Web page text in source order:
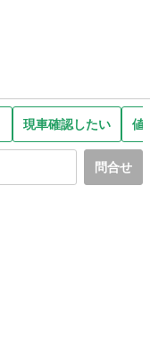
現車確認したい 値
問合せ